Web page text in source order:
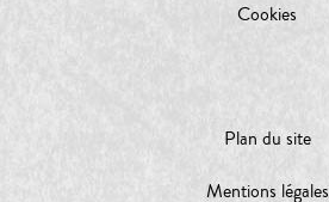
Cookies
Plan du site
Mentions légales